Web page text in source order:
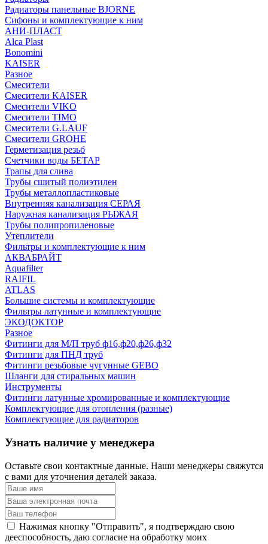
Радиаторы панельные BJORNE
Сифоны и комплектующие к ним
АНИ-ПЛАСТ
Alca Plast
Bonomini
KAISER
Разное
Смесители
Смесители KAISER
Смесители VIKO
Смесители TIMO
Смесители G.LAUF
Смесители GROHE
Герметизация резьб
Счетчики воды БЕТАР
Трапы для слива
Трубы сшитый полиэтилен
Трубы металлопластиковые
Внутренняя канализация СЕРАЯ
Наружная канализация РЫЖАЯ
Трубы полипропиленовые
Утеплители
Фильтры и комплектующие к ним
АКВАБРАЙТ
Aquafilter
RAIFIL
ATLAS
Большие системы и комплектующие
Фильтры латунные и комплектующие
ЭКОДОКТОР
Разное
Фитинги для М/П труб ф16,ф20,ф26,ф32
Фитинги для ПНД труб
Фитинги резьбовые чугунные GEBO
Шланги для стиральных машин
Инструменты
Фитинги латунные хромированные и комплектующие
Комплектующие для отопления (разные)
Комплектующие для радиаторов
Узнать наличие у менеджера
Оставьте свои контактные данные. Наши менеджеры свяжутся
с вами для уточнения деталей заказа.
Нажимая кнопку "Отправить", я подтверждаю свою
дееспособность, даю согласие на обработку моих